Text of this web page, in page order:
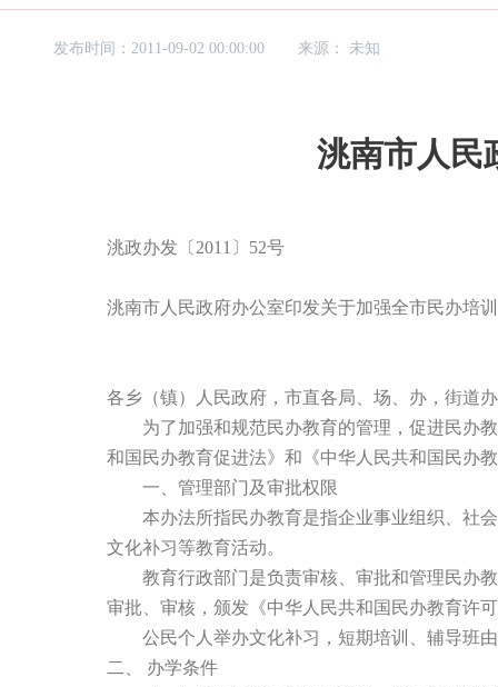
发布时间：2011-09-02 00:00:00 来源： 未知
洮南市人民
洮政办发〔2011〕52号
洮南市人民政府办公室印发关于加强全市民办培
各乡（镇）人民政府，市直各局、场、办，街道
为了加强和规范民办教育的管理，促进民办教
和国民办教育促进法》和《中华人民共和国民办
一、管理部门及审批权限
本办法所指民办教育是指企业事业组织、社会
文化补习等教育活动。
教育行政部门是负责审核、审批和管理民办教
审批、审核，颁发《中华人民共和国民办教育许
公民个人举办文化补习，短期培训、辅导班由
二、 办学条件